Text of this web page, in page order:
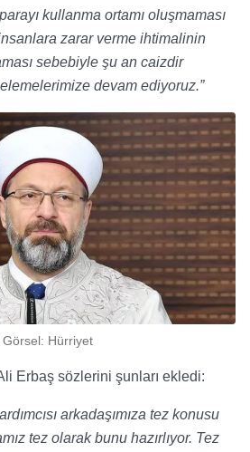
kullanma ortamı oluşmaması
zarar verme ihtimalinin
sebebiyle şu an caizdir
devam ediyoruz.”
Görsel: Hürriyet
Erbaş sözlerini şunları ekledi:
arkadaşımıza tez konusu
tez olarak bunu hazırlıyor. Tez